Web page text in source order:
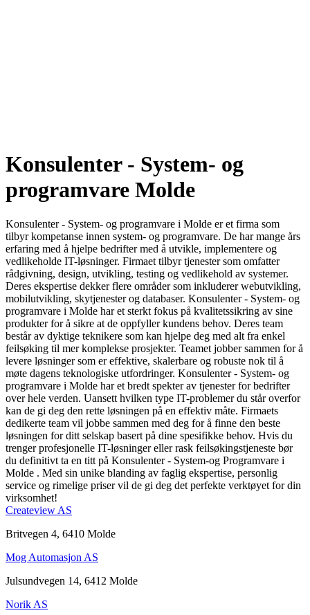
Konsulenter - System- og
programvare Molde
Konsulenter - System- og programvare i Molde er et firma som
tilbyr kompetanse innen system- og programvare. De har mange års
erfaring med å hjelpe bedrifter med å utvikle, implementere og
vedlikeholde IT-løsninger. Firmaet tilbyr tjenester som omfatter
rådgivning, design, utvikling, testing og vedlikehold av systemer.
Deres ekspertise dekker flere områder som inkluderer webutvikling,
mobilutvikling, skytjenester og databaser. Konsulenter - System- og
programvare i Molde har et sterkt fokus på kvalitetssikring av sine
produkter for å sikre at de oppfyller kundens behov. Deres team
består av dyktige teknikere som kan hjelpe deg med alt fra enkel
feilsøking til mer komplekse prosjekter. Teamet jobber sammen for å
levere løsninger som er effektive, skalerbare og robuste nok til å
møte dagens teknologiske utfordringer. Konsulenter - System- og
programvare i Molde har et bredt spekter av tjenester for bedrifter
over hele verden. Uansett hvilken type IT-problemer du står overfor
kan de gi deg den rette løsningen på en effektiv måte. Firmaets
dedikerte team vil jobbe sammen med deg for å finne den beste
løsningen for ditt selskap basert på dine spesifikke behov. Hvis du
trenger profesjonelle IT-løsninger eller rask feilsøkingstjeneste bør
du definitivt ta en titt på Konsulenter - System-og Programvare i
Molde . Med sin unike blanding av faglig ekspertise, personlig
service og rimelige priser vil de gi deg det perfekte verktøyet for din
virksomhet!
Createview AS
Britvegen 4, 6410 Molde
Mog Automasjon AS
Julsundvegen 14, 6412 Molde
Norik AS